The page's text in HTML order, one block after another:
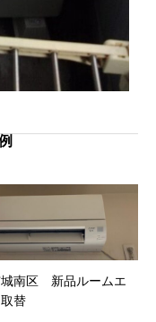
南区 新品ルームエ
替